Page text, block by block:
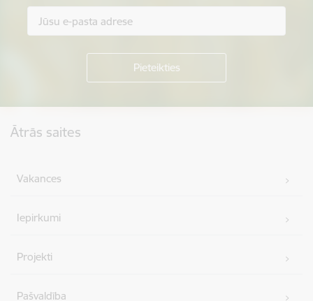
Ātrās saites
Vakances
Iepirkumi
Projekti
Pašvaldība